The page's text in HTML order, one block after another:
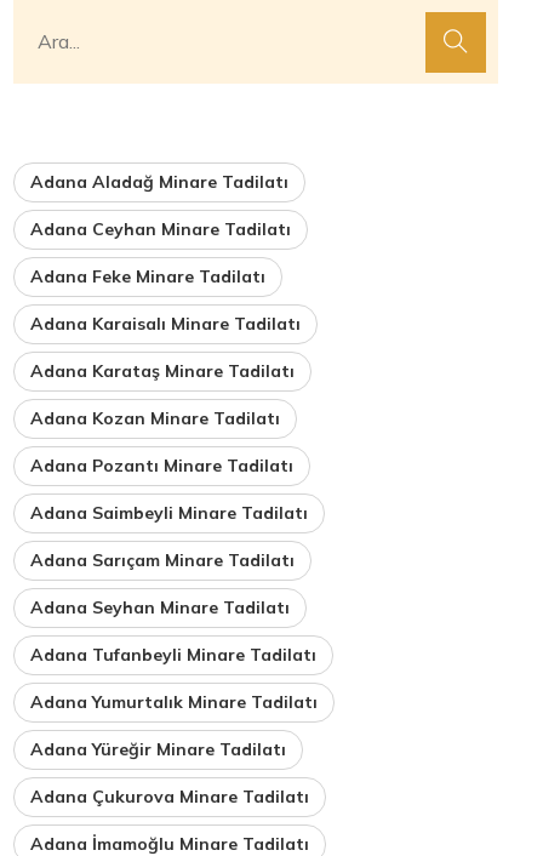
Adana Aladağ Minare Tadilatı
Adana Ceyhan Minare Tadilatı
Adana Feke Minare Tadilatı
Adana Karaisalı Minare Tadilatı
Adana Karataş Minare Tadilatı
Adana Kozan Minare Tadilatı
Adana Pozantı Minare Tadilatı
Adana Saimbeyli Minare Tadilatı
Adana Sarıçam Minare Tadilatı
Adana Seyhan Minare Tadilatı
Adana Tufanbeyli Minare Tadilatı
Adana Yumurtalık Minare Tadilatı
Adana Yüreğir Minare Tadilatı
Adana Çukurova Minare Tadilatı
Adana İmamoğlu Minare Tadilatı